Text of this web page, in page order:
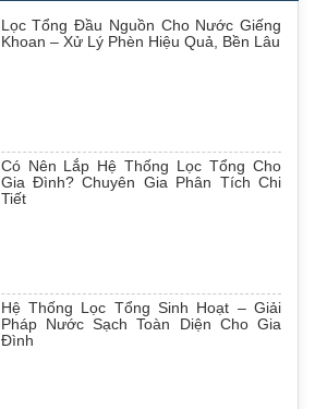
Lọc Tổng Đầu Nguồn Cho Nước Giếng
Khoan – Xử Lý Phèn Hiệu Quả, Bền Lâu
Có Nên Lắp Hệ Thống Lọc Tổng Cho
Gia Đình? Chuyên Gia Phân Tích Chi
Tiết
Hệ Thống Lọc Tổng Sinh Hoạt – Giải
Pháp Nước Sạch Toàn Diện Cho Gia
Đình